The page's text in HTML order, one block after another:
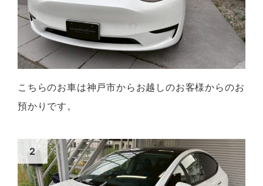
こちらのお車は神戸市からお越しのお客様からのお
預かりです。